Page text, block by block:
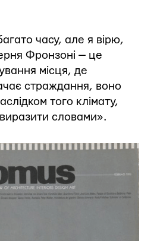
часу, але я вірю,
Фронзоні — це
місця, де
страждання, воно
того клімату,
словами».